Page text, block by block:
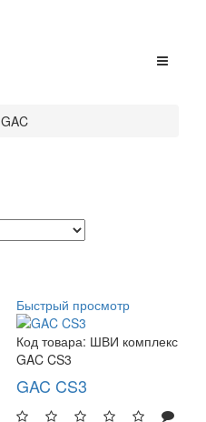
GAC
Быстрый просмотр
Код товара: ШВИ комплекс
GAC CS3
GAC CS3